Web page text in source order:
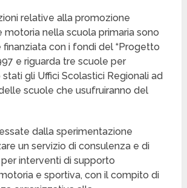
relative alla promozione
motoria nella scuola primaria sono
finanziata con i fondi del “Progetto
e riguarda tre scuole per
stati gli Uffici Scolastici Regionali ad
scuole che usufruiranno del
dalla sperimentazione
un servizio di consulenza e di
interventi di supporto
e sportiva, con il compito di